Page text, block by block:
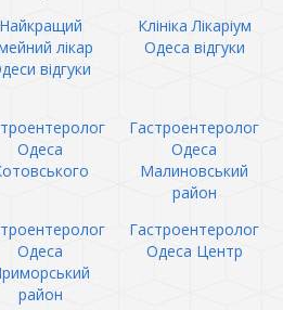
Найкращий
лікар
відгуки
Клініка Лікаріум
Одеса відгуки
Одеса
Гастроентеролог
Одеса
Малиновський
район
Одеса
район
Гастроентеролог
Одеса Центр